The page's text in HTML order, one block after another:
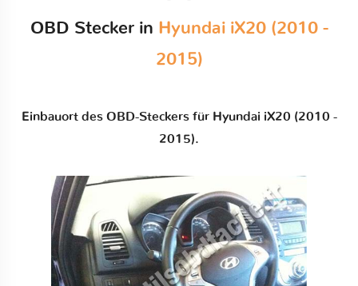
OBD Stecker in Hyundai iX20 (2010 -
2015)
Einbauort des OBD-Steckers für Hyundai iX20 (2010 -
2015).